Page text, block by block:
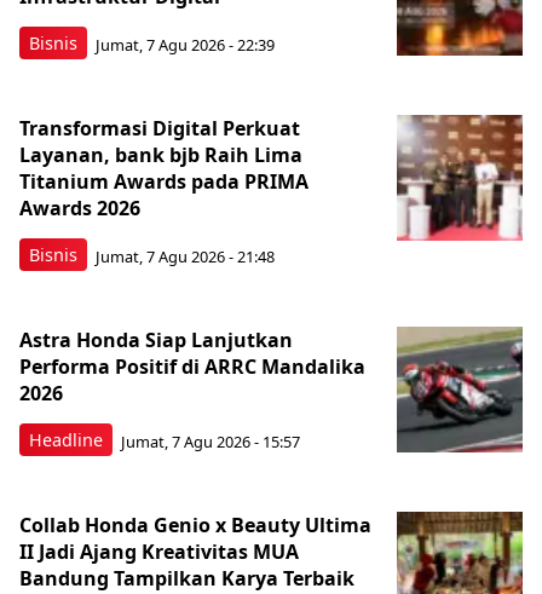
Bisnis Jumat, 7 Agu 2026 - 22:39
Bisnis
Transformasi Digital Perkuat
Layanan, bank bjb Raih Lima
Titanium Awards pada PRIMA
Awards 2026
Jumat, 7 Agu 2026 - 21:48
Headline
Astra Honda Siap Lanjutkan
Performa Positif di ARRC Mandalika
2026
Jumat, 7 Agu 2026 - 15:57
Collab Honda Genio x Beauty Ultima
II Jadi Ajang Kreativitas MUA
Bandung Tampilkan Karya Terbaik